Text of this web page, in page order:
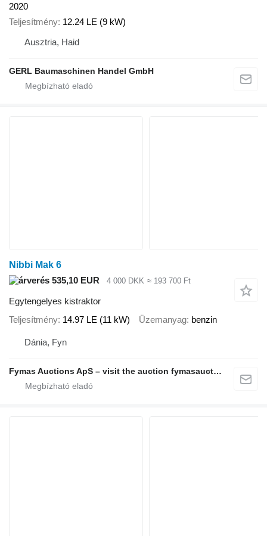
2020
Teljesítmény 12.24 LE (9 kW)
Ausztria, Haid
GERL Baumaschinen Handel GmbH
Nibbi Mak 6
535,10 EUR
4 000 DKK ≈ 193 700 Ft
Egytengelyes kistraktor
Teljesítmény 14.97 LE (11 kW) Üzemanyag benzin
Dánia, Fyn
Fymas Auctions ApS – visit the auction fymasauctions.dk